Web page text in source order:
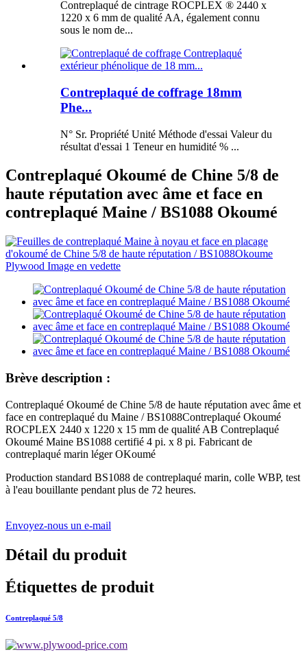
Contreplaqué de cintrage ROCPLEX ® 2440 x
1220 x 6 mm de qualité AA, également connu
sous le nom de...
Contreplaqué de coffrage 18mm
Phe...
N° Sr. Propriété Unité Méthode d'essai Valeur du
résultat d'essai 1 Teneur en humidité % ...
Contreplaqué Okoumé de Chine 5/8 de
haute réputation avec âme et face en
contreplaqué Maine / BS1088 Okoumé
Brève description :
Contreplaqué Okoumé de Chine 5/8 de haute réputation avec âme et
face en contreplaqué du Maine / BS1088Contreplaqué Okoumé
ROCPLEX 2440 x 1220 x 15 mm de qualité AB Contreplaqué
Okoumé Maine BS1088 certifié 4 pi. x 8 pi. Fabricant de
contreplaqué marin léger OKoumé
Production standard BS1088 de contreplaqué marin, colle WBP, test
à l'eau bouillante pendant plus de 72 heures.
Envoyez-nous un e-mail
Détail du produit
Étiquettes de produit
Contreplaqué 5/8